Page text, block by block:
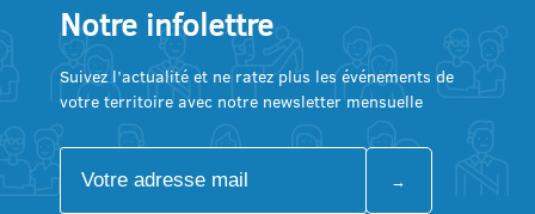
Notre infolettre
Suivez l’actualité et ne ratez plus les événements de
votre territoire avec notre newsletter mensuelle